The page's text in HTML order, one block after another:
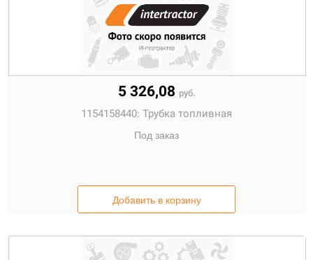
5 326,08 руб.
1154158440: Трубка топливная
Под заказ
Добавить в корзину